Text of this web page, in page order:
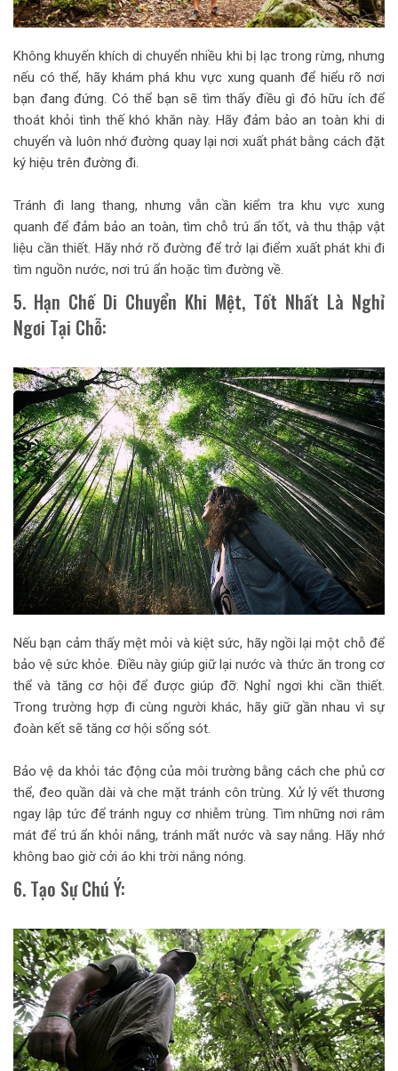
Không khuyến khích di chuyển nhiều khi bị lạc trong rừng, nhưng
nếu có thể, hãy khám phá khu vực xung quanh để hiểu rõ nơi
bạn đang đứng. Có thể bạn sẽ tìm thấy điều gì đó hữu ích để
thoát khỏi tình thế khó khăn này. Hãy đảm bảo an toàn khi di
chuyển và luôn nhớ đường quay lại nơi xuất phát bằng cách đặt
ký hiệu trên đường đi.
Tránh đi lang thang, nhưng vẫn cần kiểm tra khu vực xung
quanh để đảm bảo an toàn, tìm chỗ trú ẩn tốt, và thu thập vật
liệu cần thiết. Hãy nhớ rõ đường để trở lại điểm xuất phát khi đi
tìm nguồn nước, nơi trú ẩn hoặc tìm đường về.
5. Hạn Chế Di Chuyển Khi Mệt, Tốt Nhất Là Nghỉ
Ngơi Tại Chỗ:
Nếu bạn cảm thấy mệt mỏi và kiệt sức, hãy ngồi lại một chỗ để
bảo vệ sức khỏe. Điều này giúp giữ lại nước và thức ăn trong cơ
thể và tăng cơ hội để được giúp đỡ. Nghỉ ngơi khi cần thiết.
Trong trường hợp đi cùng người khác, hãy giữ gần nhau vì sự
đoàn kết sẽ tăng cơ hội sống sót.
Bảo vệ da khỏi tác động của môi trường bằng cách che phủ cơ
thể, đeo quần dài và che mặt tránh côn trùng. Xử lý vết thương
ngay lập tức để tránh nguy cơ nhiễm trùng. Tìm những nơi râm
mát để trú ẩn khỏi nắng, tránh mất nước và say nắng. Hãy nhớ
không bao giờ cởi áo khi trời nắng nóng.
6. Tạo Sự Chú Ý: